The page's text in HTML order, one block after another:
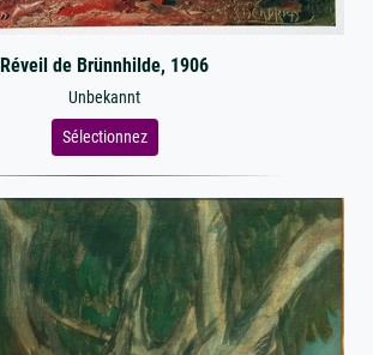
Réveil de Brünnhilde, 1906
Unbekannt
Sélectionnez